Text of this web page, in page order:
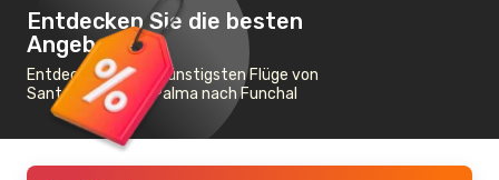
Entdecken Sie die besten
Angebote
Entdecken Sie die günstigsten Flüge von
Santa Cruz de La Palma nach Funchal